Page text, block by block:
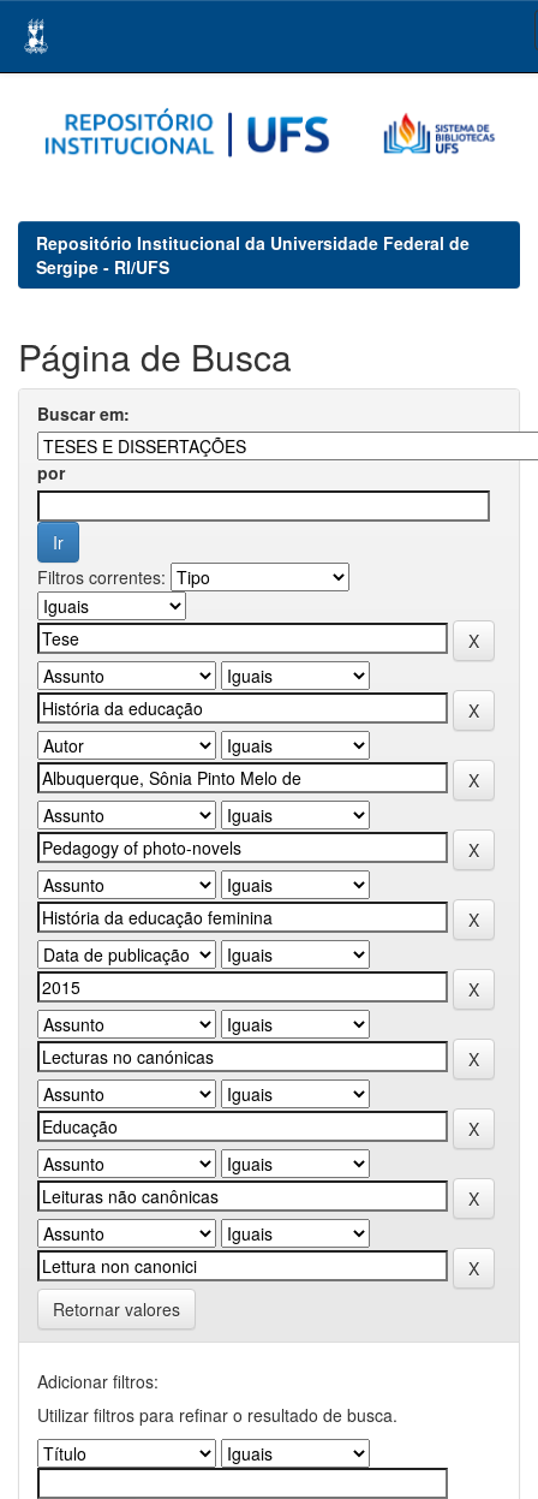
navigation
Repositório Institucional da Universidade Federal de
Sergipe - RI/UFS
Página de Busca
Buscar em:
por
Filtros correntes:
Retornar valores
Adicionar filtros:
Utilizar filtros para refinar o resultado de busca.